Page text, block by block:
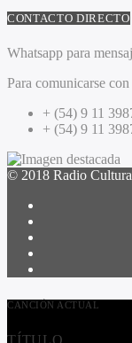
CONTACTO DIRECTO
Whatsapp para
Para comunicarse
+ (54) 9 11
+ (54) 9 11
© 2018 Radio
CANCIÓN ACTUAL